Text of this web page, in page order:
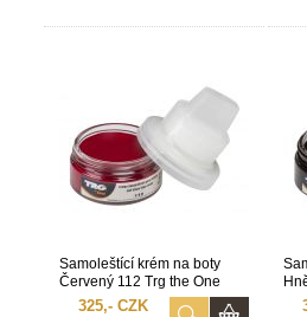
Samoleštící krém na boty
Červený 112 Trg the One
50ml325,- CZK